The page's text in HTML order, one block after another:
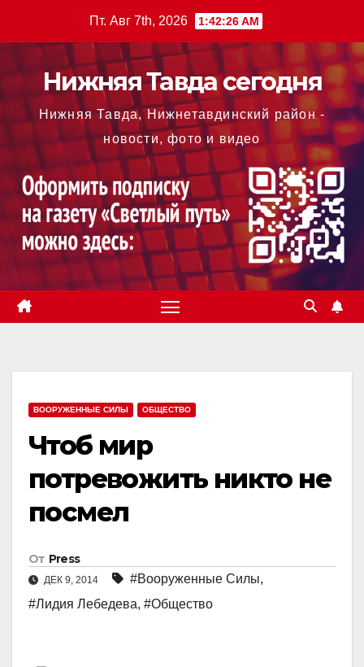
содержимому
Пт. Авг 7th, 2026 1:42:27 AM
Нижняя Тавда сегодня
Нижняя Тавда, Нижнетавдинский район -
новости, фото и видео
ВООРУЖЕННЫЕ СИЛЫ ОБЩЕСТВО
Чтоб мир
потревожить никто не
посмел
От Press
ДЕК 9, 2014 #Вооруженные Силы,
#Лидия Лебедева, #Общество